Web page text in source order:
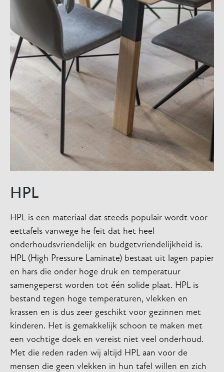
HPL
HPL is een materiaal dat steeds populair wordt voor
eettafels vanwege he feit dat het heel
onderhoudsvriendelijk en budgetvriendelijkheid is.
HPL (High Pressure Laminate) bestaat uit lagen papier
en hars die onder hoge druk en temperatuur
samengeperst worden tot één solide plaat. HPL is
bestand tegen hoge temperaturen, vlekken en
krassen en is dus zeer geschikt voor gezinnen met
kinderen. Het is gemakkelijk schoon te maken met
een vochtige doek en vereist niet veel onderhoud.
Met die reden raden wij altijd HPL aan voor de
mensen die geen vlekken in hun tafel willen en zich